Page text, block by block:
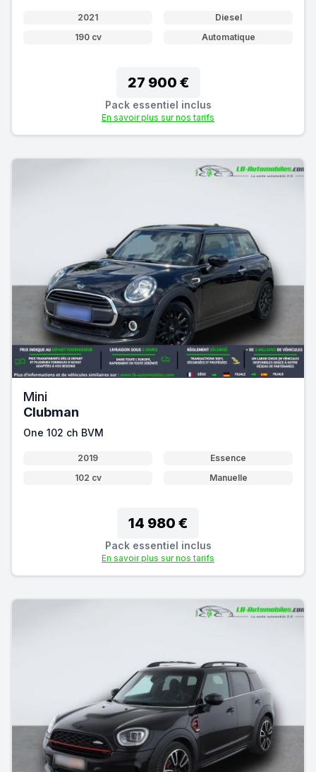
2021
Diesel
190 cv
Automatique
27 900 €
Pack essentiel inclus
En savoir plus sur nos tarifs
Mini
Clubman
One 102 ch BVM
2019
Essence
102 cv
Manuelle
14 980 €
Pack essentiel inclus
En savoir plus sur nos tarifs